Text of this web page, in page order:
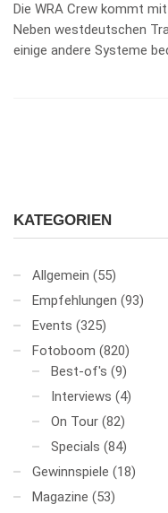
Die WRA Crew kommt
Neben westdeutschen
einige andere Systeme
KATEGORIEN
Allgemein (55)
Empfehlungen (93)
Events (325)
Fotoboom (820)
Best-of's (9)
Interviews (4)
On Tour (82)
Specials (84)
Gewinnspiele (18)
Magazine (53)